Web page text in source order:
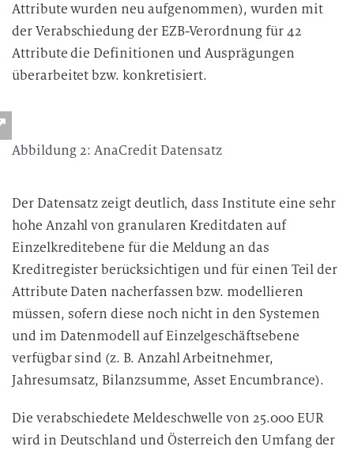
Attribute wurden neu aufgenommen), wurden mit
der Verabschiedung der EZB-Verordnung für 42
Attribute die Definitionen und Ausprägungen
überarbeitet bzw. konkretisiert.
Abbildung 2: AnaCredit Datensatz
Der Datensatz zeigt deutlich, dass Institute eine sehr
hohe Anzahl von granularen Kreditdaten auf
Einzelkreditebene für die Meldung an das
Kreditregister berücksichtigen und für einen Teil der
Attribute Daten nacherfassen bzw. modellieren
müssen, sofern diese noch nicht in den Systemen
und im Datenmodell auf Einzelgeschäftsebene
verfügbar sind (z. B. Anzahl Arbeitnehmer,
Jahresumsatz, Bilanzsumme, Asset Encumbrance).
Die verabschiedete Meldeschwelle von 25.000 EUR
wird in Deutschland und Österreich den Umfang der